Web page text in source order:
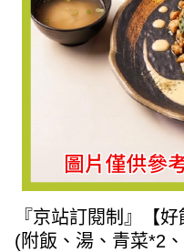
『京站訂閱制』【
(附飯、湯、青菜*2